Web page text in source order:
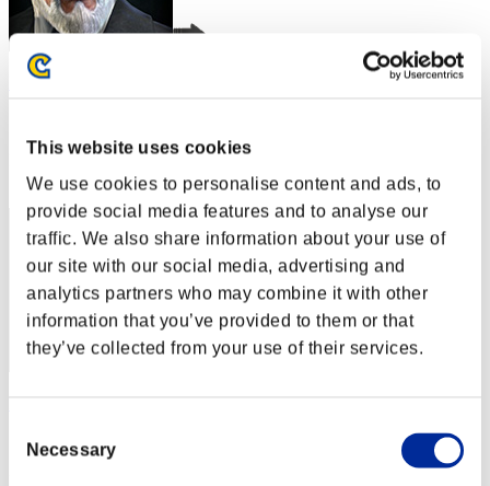
This website uses cookies
We use cookies to personalise content and ads, to
provide social media features and to analyse our
traffic. We also share information about your use of
our site with our social media, advertising and
analytics partners who may combine it with other
information that you’ve provided to them or that
they’ve collected from your use of their services.
Selection
Necessary
Rudis Deceiver with Pause
RANK
2
Rudis
スコア:Lv:1/04'27"58